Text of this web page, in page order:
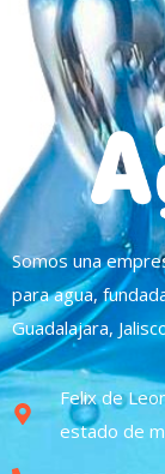
Somos una
para agua,
Guadalajara,
Felix de
estado de